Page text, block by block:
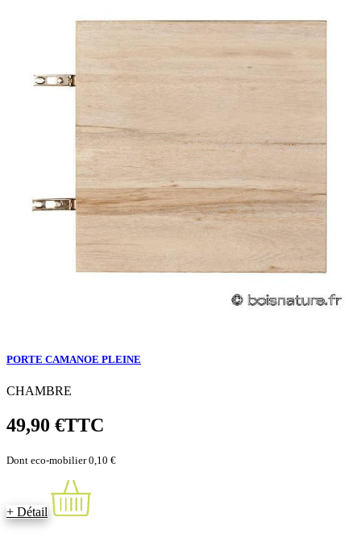
PORTE CAMANOE PLEINE
CHAMBRE
49,90 €TTC
Dont eco-mobilier 0,10 €
+ Détail